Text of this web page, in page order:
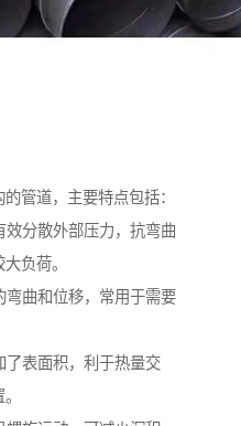
管道，主要特点包括：
效分散外部压力，抗弯曲
负荷。
弯曲和位移，常用于需要
了表面积，利于热量交